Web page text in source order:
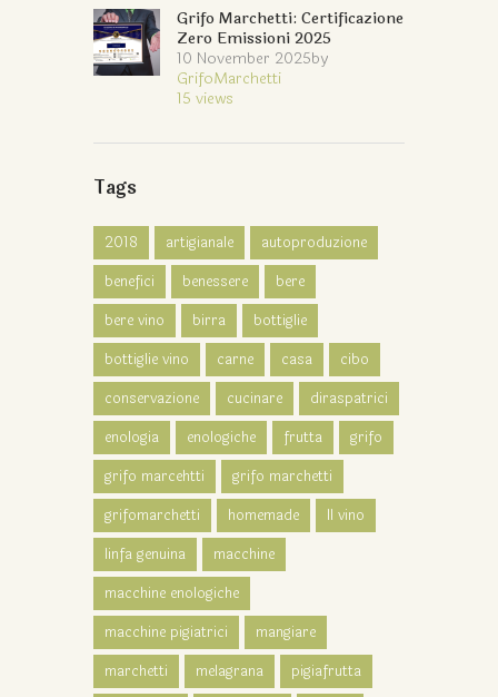
Grifo Marchetti: Certificazione
Zero Emissioni 2025
10 November 2025by
GrifoMarchetti
15 views
Tags
2018 artigianale
autoproduzione
benefici
benessere
bere
bere vino
birra
bottiglie
bottiglie vino
carne casa
cibo
conservazione
cucinare
diraspatrici
enologia
enologiche frutta
grifo
grifo marcehtti
grifo marchetti
grifomarchetti
homemade
Il vino
linfa genuina
macchine
macchine enologiche
macchine pigiatrici
mangiare
marchetti
melagrana
pigiafrutta